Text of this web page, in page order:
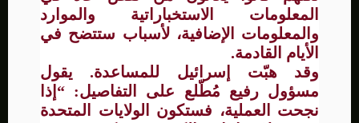
المعلومات الاستخباراتية والموارد
والمعلومات الإضافية، لأسباب ستتضح في
الأيام القادمة.
وقد هبّت إسرائيل للمساعدة. يقول
مسؤول رفيع مُطّلع على التفاصيل: “إذا
نجحت العملية، فستكون الولايات المتحدة